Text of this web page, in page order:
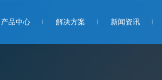
产品中心 解决方案 新闻资讯